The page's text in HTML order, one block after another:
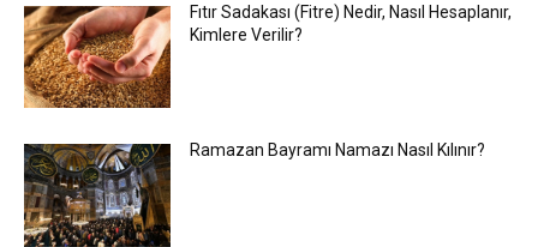
Fıtır Sadakası (Fitre) Nedir, Nasıl Hesaplanır,
Kimlere Verilir?
Ramazan Bayramı Namazı Nasıl Kılınır?